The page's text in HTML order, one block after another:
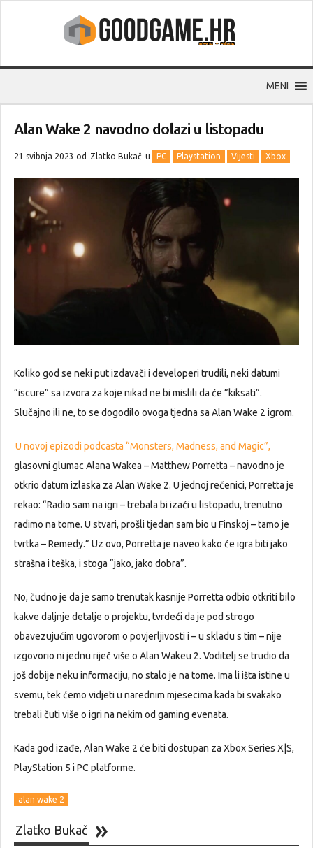
MENI
Alan Wake 2 navodno dolazi u listopadu
21 svibnja 2023 od Zlatko Bukač u PC Playstation Vijesti Xbox
Koliko god se neki put izdavači i developeri trudili, neki datumi
”iscure” sa izvora za koje nikad ne bi mislili da će ”kiksati”.
Slučajno ili ne, to se dogodilo ovoga tjedna sa Alan Wake 2 igrom.
U novoj epizodi podcasta “Monsters, Madness, and Magic”,
glasovni glumac Alana Wakea – Matthew Porretta – navodno je
otkrio datum izlaska za Alan Wake 2. U jednoj rečenici, Porretta je
rekao: “Radio sam na igri – trebala bi izaći u listopadu, trenutno
radimo na tome. U stvari, prošli tjedan sam bio u Finskoj – tamo je
tvrtka – Remedy.” Uz ovo, Porretta je naveo kako će igra biti jako
strašna i teška, i stoga “jako, jako dobra”.
No, čudno je da je samo trenutak kasnije Porretta odbio otkriti bilo
kakve daljnje detalje o projektu, tvrdeći da je pod strogo
obavezujućim ugovorom o povjerljivosti i – u skladu s tim – nije
izgovorio ni jednu riječ više o Alan Wakeu 2. Voditelj se trudio da
još dobije neku informaciju, no stalo je na tome. Ima li išta istine u
svemu, tek ćemo vidjeti u narednim mjesecima kada bi svakako
trebali čuti više o igri na nekim od gaming evenata.
Kada god izađe, Alan Wake 2 će biti dostupan za Xbox Series X|S,
PlayStation 5 i PC platforme.
alan wake 2
Zlatko Bukač